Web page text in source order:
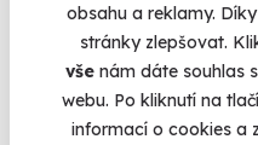
obsahu a reklamy.
stránky zlepšovat.
vše nám dáte souhlas
webu. Po kliknutí na
informací o cookies a
Novinka
Exkluzivně u Zážitky.cz